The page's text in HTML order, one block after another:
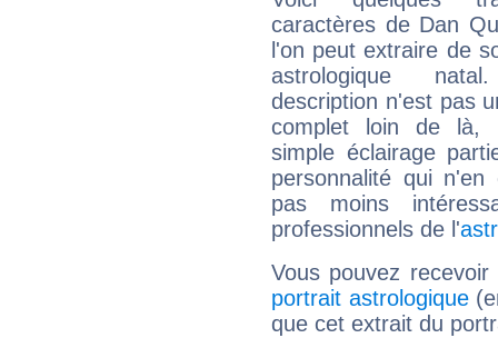
caractères de Dan
l'on peut extraire de
astrologique
description n'est pas
complet loin de là,
simple éclairage
personnalité qui n'en
pas moins
professionnels de l'
Vous pouvez
portrait astrologique
que cet extrait du